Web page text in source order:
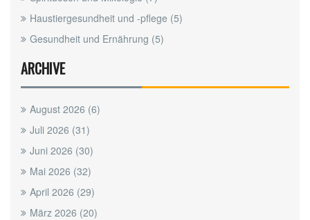
Haustiergesundheit und -pflege (5)
Gesundheit und Ernährung (5)
ARCHIVE
August 2026 (6)
Juli 2026 (31)
Juni 2026 (30)
Mai 2026 (32)
April 2026 (29)
März 2026 (20)